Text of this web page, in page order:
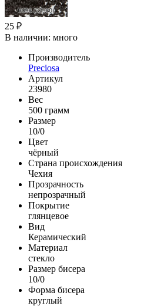
25 ₽
В наличии: много
Производитель
Preciosa
Артикул
23980
Вес
500 грамм
Размер
10/0
Цвет
чёрный
Страна происхождения
Чехия
Прозрачность
непрозрачный
Покрытие
глянцевое
Вид
Керамический
Материал
стекло
Размер бисера
10/0
Форма бисера
круглый